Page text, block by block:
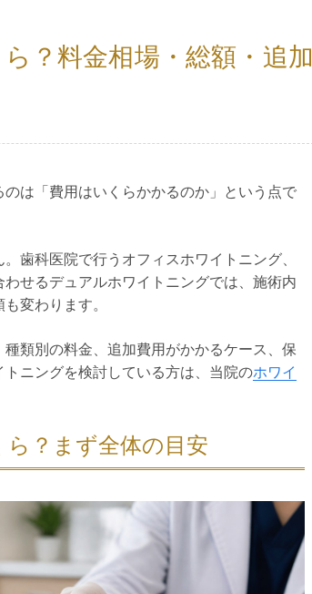
？料金相場・総額・追加
は「費用はいくらかかるのか」という点で
歯科医院で行うオフィスホワイトニング、
せるデュアルホワイトニングでは、施術内
変わります。
類別の料金、追加費用がかかるケース、保
ニングを検討している方は、当院のホワイ
？まず全体の目安